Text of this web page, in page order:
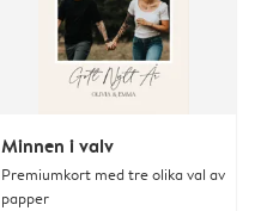
Minnen i valv
Premiumkort med tre olika val av
papper